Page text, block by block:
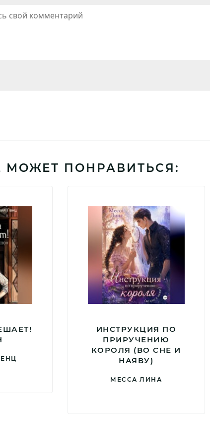
МОЖЕТ ПОНРАВИТЬСЯ:
ИНСТРУКЦИЯ ПО
ПРИРУЧЕНИЮ
КОРОЛЯ (ВО СНЕ И
НАЯВУ)
МЕССА ЛИНА